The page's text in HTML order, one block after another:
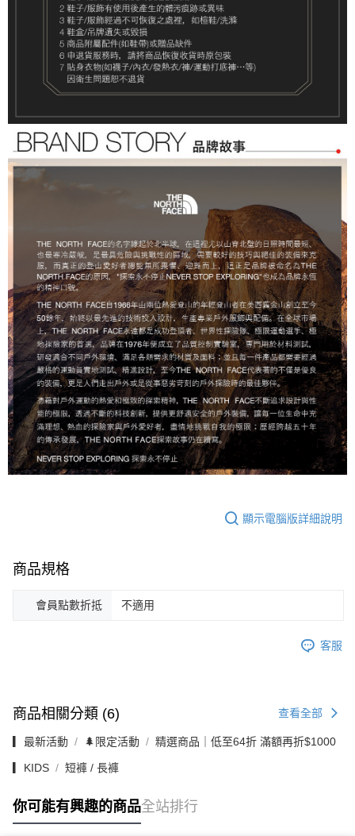
顯示電腦版詳細說明
商品規格
會員點數折抵 不適用
客服
商品相關分類 (6) 查看全部
▎最新活動 🌲限定活動 精選商品｜低至64折 滿額再折$1000
▎KIDS 短褲 / 長褲
你可能有興趣的商品全站排行